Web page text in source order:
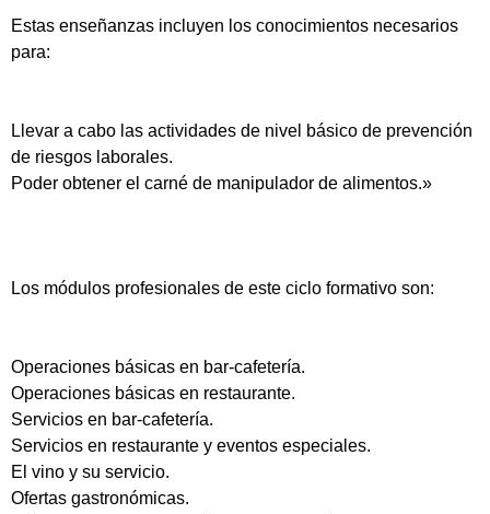
Estas enseñanzas incluyen los conocimientos necesarios
para:
Llevar a cabo las actividades de nivel básico de prevención
de riesgos laborales.
Poder obtener el carné de manipulador de alimentos.»
Los módulos profesionales de este ciclo formativo son:
Operaciones básicas en bar-cafetería.
Operaciones básicas en restaurante.
Servicios en bar-cafetería.
Servicios en restaurante y eventos especiales.
El vino y su servicio.
Ofertas gastronómicas.